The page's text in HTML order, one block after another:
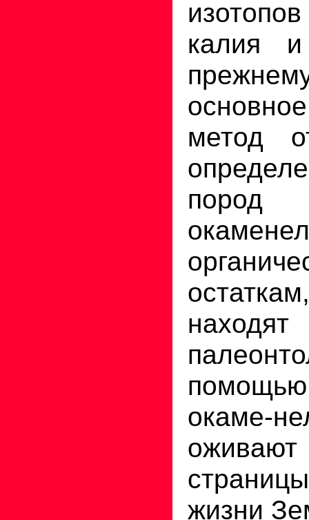
калия
метод
помощью
окаме-
жизни